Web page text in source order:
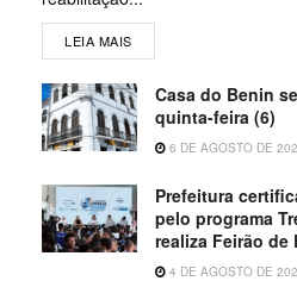
LEIA MAIS
Casa do Benin
quinta-feira (6)
6 DE AGOSTO DE
Prefeitura
pelo programa
realiza Feirão de
4 DE AGOSTO DE